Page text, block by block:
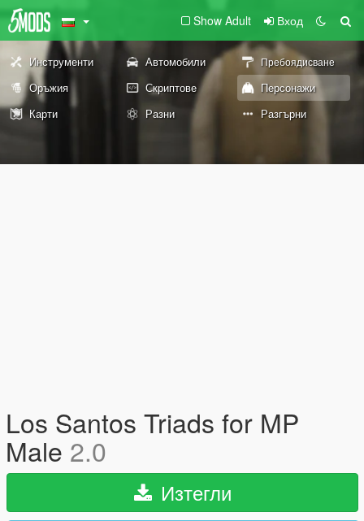
Show Adult Вход
Инструменти Автомобили Пребоядисване
Оръжия Скриптове
Персонажи
Карти
Разни Разгърни
Los Santos Triads for MP
Male 2.0
Изтегли